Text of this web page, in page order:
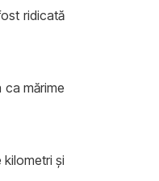
ridicată
ca mărime
kilometri și